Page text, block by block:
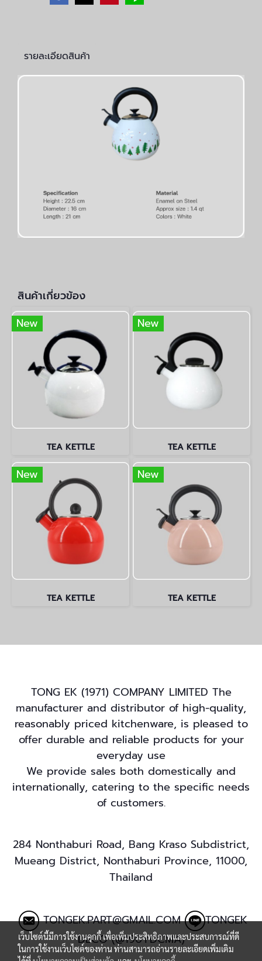
รายละเอียดสินค้า
สินค้าเกี่ยวข้อง
New
TEA KETTLE
New
TEA KETTLE
New
TEA KETTLE
New
TEA KETTLE
TONG EK (1971) COMPANY LIMITED The
manufacturer and distributor of high-quality,
reasonably priced kitchenware, is pleased to
offer durable and reliable products for your
everyday use
We provide sales both domestically and
internationally, catering to the specific needs
of customers.
284 Nonthaburi Road, Bang Kraso Subdistrict,
Mueang District, Nonthaburi Province, 11000,
Thailand
TONGEK.PART@GMAIL.COM
TONGEK
DECO (@190YDCMA)
เว็บไซต์นี้มีการใช้งานคุกกี้ เพื่อเพิ่มประสิทธิภาพและประสบการณ์ที่ดี
ในการใช้งานเว็บไซต์ของท่าน ท่านสามารถอ่านรายละเอียดเพิ่มเติม